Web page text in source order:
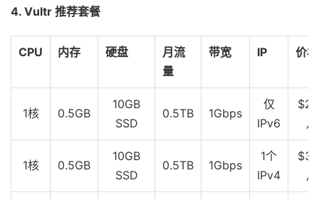
4. Vultr 推荐套餐
CPU 内存 硬盘
月流
量
带宽 IP 价格
1核 0.5GB
10GB
SSD
0.5TB 1Gbps
仅
IPv6
月
1核 0.5GB
10GB
SSD
0.5TB 1Gbps
1个
IPv4
月